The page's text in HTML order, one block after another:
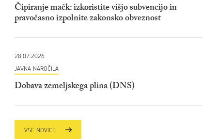
Čipiranje mačk: izkoristite višjo subvencijo in
pravočasno izpolnite zakonsko obveznost
28.07.2026
JAVNA NAROČILA
Dobava zemeljskega plina (DNS)
VSE NOVICE